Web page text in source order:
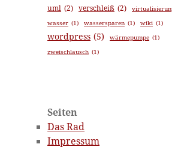
uml (2) verschleiß (2)
wasser (1) wassersparen (1) wiki (1)
wordpress (5) wärmepumpe (1)
zweischlausch (1)
Seiten
Das Rad
Impressum